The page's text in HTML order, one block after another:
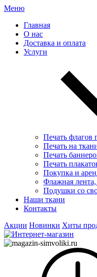
Меню
Главная
О нас
Доставка и оплата
Услуги
Печать флагов
Печать на
Печать
Печать
Покупка и
Флажная
Подушки со
Наши ткани
Контакты
Акции Новинки Хиты